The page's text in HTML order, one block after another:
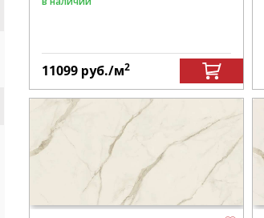
11099 руб./м2